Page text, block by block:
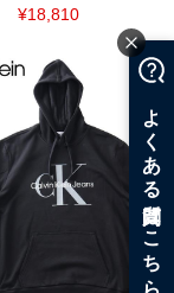
¥18,810